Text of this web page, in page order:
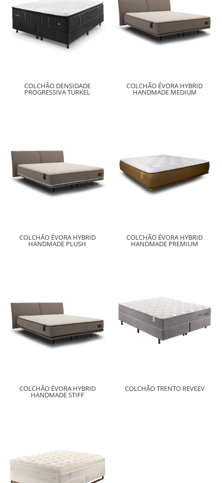
COLCHÃO DENSIDADE
PROGRESSIVA TURKEL
COLCHÃO ÉVORA HYBRID
HANDMADE MEDIUM
COLCHÃO ÉVORA HYBRID
HANDMADE PLUSH
COLCHÃO ÉVORA HYBRID
HANDMADE PREMIUM
COLCHÃO ÉVORA HYBRID
HANDMADE STIFF
COLCHÃO TRENTO REVEEV